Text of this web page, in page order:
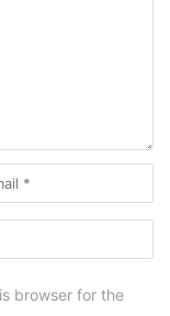
browser for the